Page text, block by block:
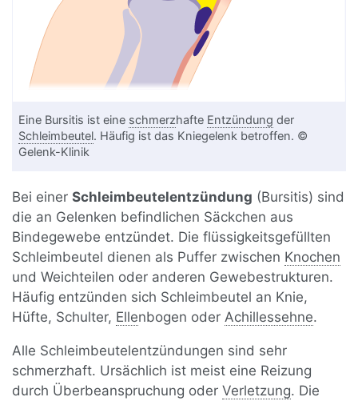
Eine Bursitis ist eine schmerzhafte Entzündung der
Schleimbeutel. Häufig ist das Kniegelenk betroffen. ©
Gelenk-Klinik
Bei einerSchleimbeutelentzündung (Bursitis) sind
die an Gelenken befindlichen Säckchen aus
Bindegewebe entzündet. Die flüssigkeitsgefüllten
Schleimbeutel dienen als Puffer zwischen Knochen
und Weichteilen oder anderen Gewebestrukturen.
Häufig entzünden sich Schleimbeutel an Knie,
Hüfte, Schulter, Ellenbogen oderAchillessehne.
Alle Schleimbeutelentzündungen sind sehr
schmerzhaft. Ursächlich ist meist eine Reizung
durch Überbeanspruchung oderVerletzung. Die